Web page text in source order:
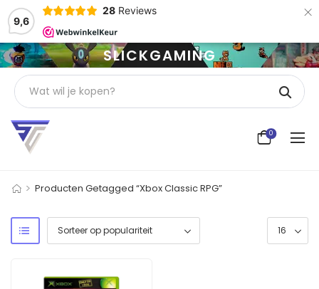
9,6
28 Reviews ×
SLICKGAMING
0
> Producten Getagged “Xbox Classic RPG”